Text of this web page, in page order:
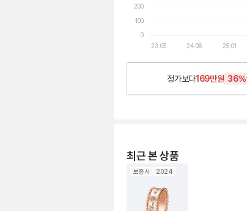
0
100
200
23.05 24.06 25.01
정가보다169만원 36%
최근 본 상품
보증서 2024